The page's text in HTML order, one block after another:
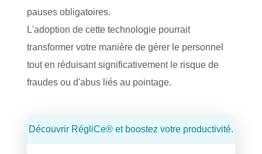
pauses obligatoires.
L'adoption de cette technologie pourrait
transformer votre manière de gérer le personnel
tout en réduisant significativement le risque de
fraudes ou d'abus liés au pointage.
Découvrir RégliCe® et boostez votre productivité.